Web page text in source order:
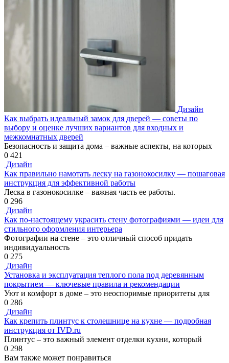
Дизайн
Как выбрать идеальный замок для дверей — советы по
выбору и оценке лучших вариантов для входных и
межкомнатных дверей
Безопасность и защита дома – важные аспекты, на которых
0 421
Дизайн
Как правильно намотать леску на газонокосилку — пошаговая
инструкция для эффективной работы
Леска в газонокосилке – важная часть ее работы.
0 296
Дизайн
Как по-настоящему украсить стену фотографиями — идеи для
стильного оформления интерьера
Фотографии на стене – это отличный способ придать
индивидуальность
0 275
Дизайн
Установка и эксплуатация теплого пола под деревянным
покрытием — ключевые правила и рекомендации
Уют и комфорт в доме – это неоспоримые приоритеты для
0 286
Дизайн
Как крепить плинтус к столешнице на кухне — подробная
инструкция от IVD.ru
Плинтус – это важный элемент отделки кухни, который
0 298
Вам также может понравиться